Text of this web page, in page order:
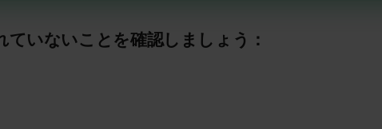
UltraはeSIMをサポートしています
ていないことを確認しましょう：